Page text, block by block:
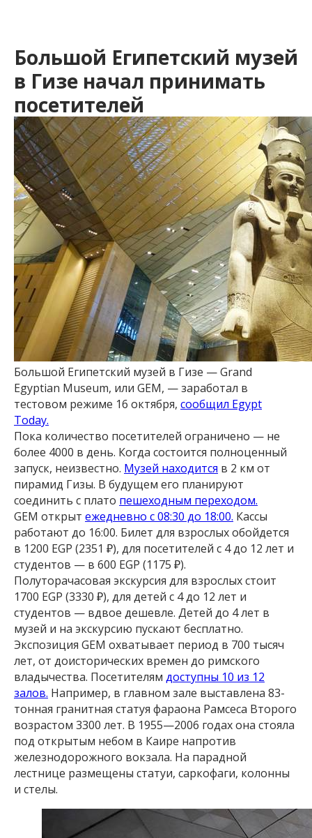
Большой Египетский музей
в Гизе начал принимать
посетителей
Большой Египетский музей в Гизе — Grand
Egyptian Museum, или GEM, — заработал в
тестовом режиме 16 октября, сообщил Egypt
Today.
Пока количество посетителей ограничено — не
более 4000 в день. Когда состоится полноценный
запуск, неизвестно. Музей находится в 2 км от
пирамид Гизы. В будущем его планируют
соединить с плато пешеходным переходом.
GEM открыт ежедневно с 08:30 до 18:00. Кассы
работают до 16:00. Билет для взрослых обойдется
в 1200 EGP⁣ (2351 ₽), для посетителей с 4 до 12 лет и
студентов — в 600 EGP⁣ (1175 ₽).
Полуторачасовая экскурсия для взрослых стоит
1700 EGP⁣ (3330 ₽), для детей с 4 до 12 лет и
студентов — вдвое дешевле. Детей до 4 лет в
музей и на экскурсию пускают бесплатно.
Экспозиция GEM охватывает период в 700 тысяч
лет, от доисторических времен до римского
владычества. Посетителям доступны 10 из 12
залов. Например, в главном зале выставлена 83-
тонная гранитная статуя фараона Рамсеса Второго
возрастом 3300 лет. В 1955—2006 годах она стояла
под открытым небом в Каире напротив
железнодорожного вокзала. На парадной
лестнице размещены статуи, саркофаги, колонны
и стелы.